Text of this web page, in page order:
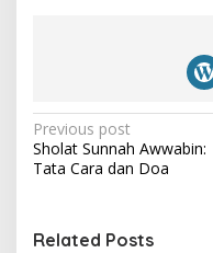
P
o
t
Previous post
Sholat Sunnah Awwabin:
Tata Cara dan Doa
Related Posts